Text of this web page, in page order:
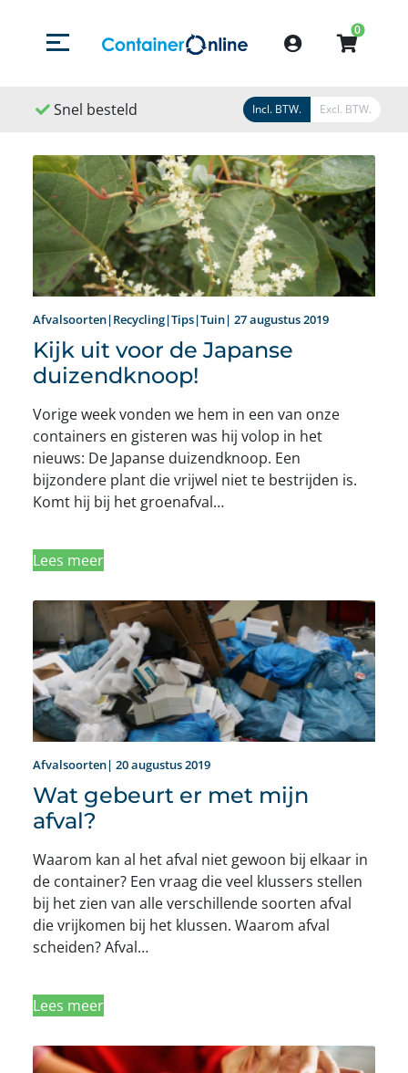
Menu openen/sluiten
Account
0
Snel geleverd Snel geregeld
Incl. BTW. Excl. BTW.
Afvalsoorten|Recycling|Tips|Tuin| 27 augustus 2019
Kijk uit voor de Japanse
duizendknoop!
Vorige week vonden we hem in een van onze
containers en gisteren was hij volop in het
nieuws: De Japanse duizendknoop. Een
bijzondere plant die vrijwel niet te bestrijden is.
Komt hij bij het groenafval…
Lees meer
Afvalsoorten| 20 augustus 2019
Wat gebeurt er met mijn
afval?
Waarom kan al het afval niet gewoon bij elkaar in
de container? Een vraag die veel klussers stellen
bij het zien van alle verschillende soorten afval
die vrijkomen bij het klussen. Waarom afval
scheiden? Afval…
Lees meer